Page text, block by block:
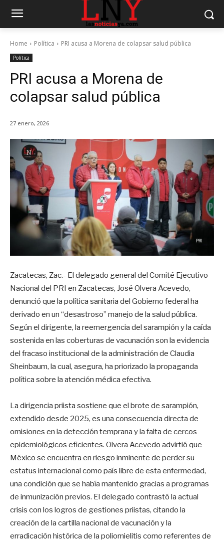
Home Política PRI acusa a Morena de colapsar salud pública
Política
PRI acusa a Morena de
colapsar salud pública
27 enero, 2026
Zacatecas, Zac.- El delegado general del Comité Ejecutivo
Nacional del PRI en Zacatecas, José Olvera Acevedo,
denunció que la política sanitaria del Gobierno federal ha
derivado en un “desastroso” manejo de la salud pública.
Según el dirigente, la reemergencia del sarampión y la caída
sostenida en las coberturas de vacunación son la evidencia
del fracaso institucional de la administración de Claudia
Sheinbaum, la cual, asegura, ha priorizado la propaganda
política sobre la atención médica efectiva.
La dirigencia priista sostiene que el brote de sarampión,
extendido desde 2025, es una consecuencia directa de
omisiones en la detección temprana y la falta de cercos
epidemiológicos eficientes. Olvera Acevedo advirtió que
México se encuentra en riesgo inminente de perder su
estatus internacional como país libre de esta enfermedad,
una condición que se había mantenido gracias a programas
de inmunización previos. El delegado contrastó la actual
crisis con los logros de gestiones priistas, citando la
creación de la cartilla nacional de vacunación y la
erradicación histórica de la poliomielitis como referentes de